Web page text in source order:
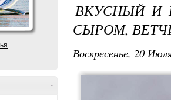
-
ВКУСНЫЙ И
СЫРОМ,
Воскресенье, 20